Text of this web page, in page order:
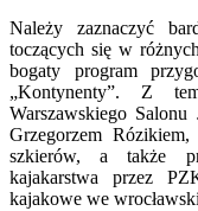
Należy zaznaczyć
toczących się w
bogaty program
„Kontynenty”. Z
Warszawskiego
Grzegorzem
szkierów, a także
kajakarstwa przez
kajakowe we